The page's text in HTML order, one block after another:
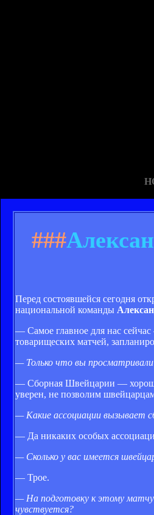
###
Перед состоявшейся сегодня
национальной команды
— Самое главное для нас
товарищеских матчей,
— Только что вы
— Сборная Швейцарии —
уверен, не позволим
— Какие ассоциации вызывает
— Да никаких особых
— Сколько у вас имеется
— Трое.
— На подготовку к этому матчу
чувствуется?